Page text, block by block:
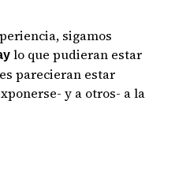
sigamos
lo que pudieran estar
parecieran estar
y a otros- a la